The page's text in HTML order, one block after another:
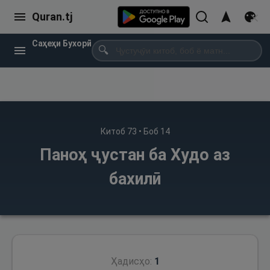
Quran.tj
Саҳеҳи Бухорӣ
🔍
Китоб 73 • Боб 14
Паноҳ ҷустан ба Худо аз
бахилӣ
Ҳадисҳо: 1